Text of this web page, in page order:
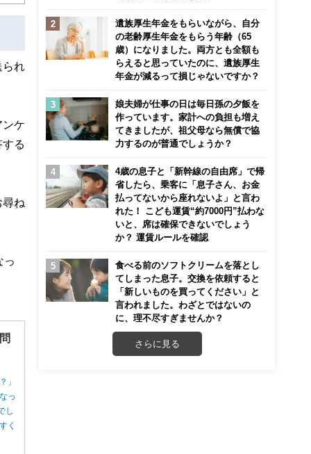
られ
ンケ
る
尋ね
っ
」
っ
し
く
遺族厚生年金をもらいながら、自分
の老齢厚生年金をもらう年齢（65
歳）になりました。両方とも全額も
らえると思っていたのに、遺族厚生
年金が減るって損じゃないですか？
娘夫婦が仕事の日は毎日孫の夕飯を
作っています。家計への負担も増え
てきましたが、祖父母なら無償で協
力するのが普通でしょうか？
4歳の息子と「新幹線の自由席」で帰
省したら、乗客に「息子さん、お金
払ってないから座れないよ」と言わ
れた！ こども運賃“約7000円”払わな
いと、席は確保できないでしょう
か？ 運賃ルールを確認
食べる前のソフトクリームを落とし
てしまった息子。交換を依頼すると
「新しいものを買ってください」と
言われました。わざとではないの
に、理不尽すぎませんか？
さらに見る